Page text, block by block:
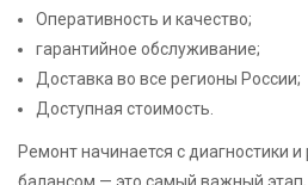
Оперативность и качество;
гарантийное обслуживание;
Доставка во все регионы России;
Доступная стоимость.
Ремонт начинается с диагностики